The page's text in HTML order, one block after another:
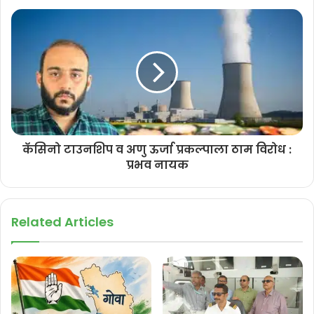
कोणतेही दीर्घकालीन उपाय अद्याप अस्तित्वात नाहीत. हे सर्व पाहता, गोवा हा
अणुऊर्जा प्रकल्पासाठी अनुकूल प्रदेश नाही — आणि गोमंतकियांना तो मंजूर नाही.
कॅसिनो टाउनशिप व अणु ऊर्जा प्रकल्पाला ठाम विरोध :
प्रभव नायक
Related Articles